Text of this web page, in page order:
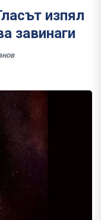
изпял
завинаги